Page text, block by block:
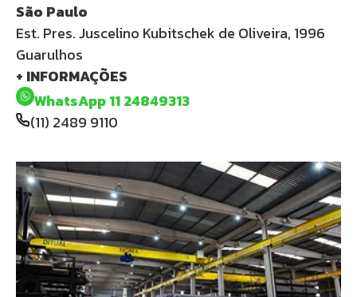
São Paulo
Est. Pres. Juscelino Kubitschek de Oliveira, 1996
Guarulhos
+ INFORMAÇÕES
WhatsApp 11 24849313
(11) 2489 9110